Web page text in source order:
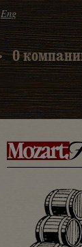
Eng
О